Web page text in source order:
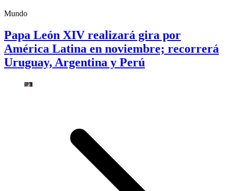
Mundo
Papa León XIV realizará gira por
América Latina en noviembre; recorrerá
Uruguay, Argentina y Perú